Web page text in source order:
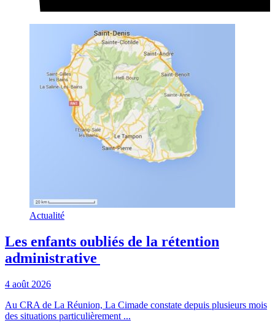
Actualité
Les enfants oubliés de la rétention
administrative
4 août 2026
Au CRA de La Réunion, La Cimade constate depuis plusieurs mois
des situations particulièrement ...